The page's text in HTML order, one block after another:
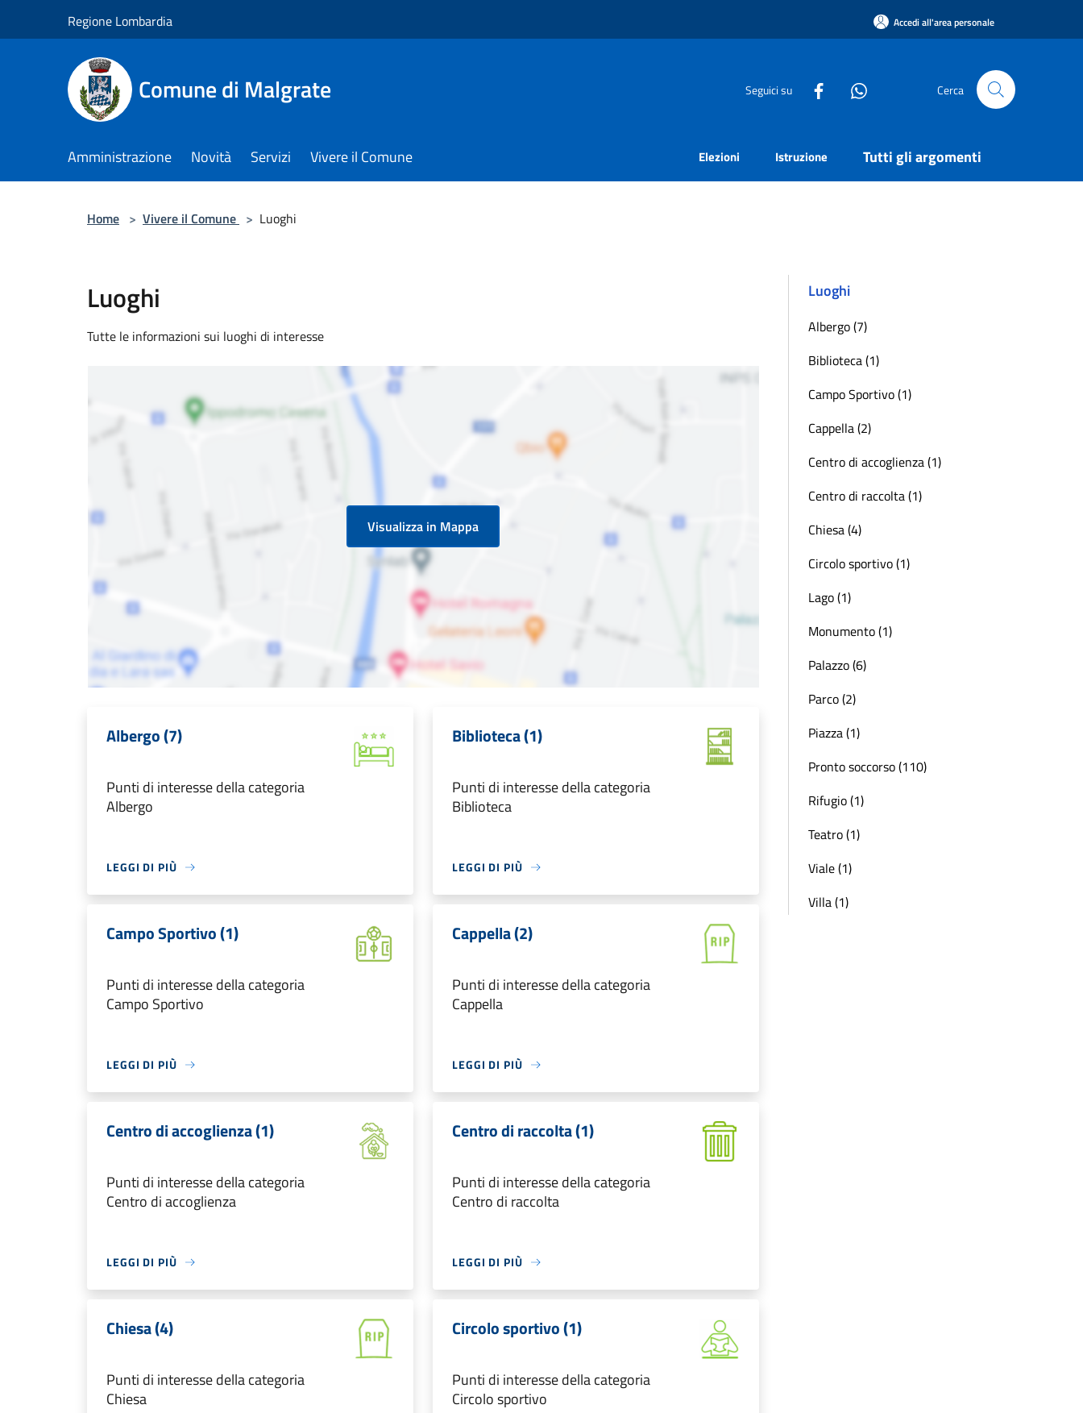
Regione Lombardia Accedi all'area personale
Comune di Malgrate Seguici su Cerca
Amministrazione Novità Servizi Vivere il Comune Elezioni Istruzione Tutti gli argomenti
Home > Vivere il Comune > Luoghi
Luoghi
Tutte le informazioni sui luoghi di interesse
Visualizza in Mappa
Albergo (7)
Punti di interesse della categoria
Albergo
LEGGI DI PIÙ
Biblioteca (1)
Punti di interesse della categoria
Biblioteca
LEGGI DI PIÙ
Campo Sportivo (1)
Punti di interesse della categoria
Campo Sportivo
LEGGI DI PIÙ
Cappella (2)
Punti di interesse della categoria
Cappella
LEGGI DI PIÙ
Centro di accoglienza (1)
Punti di interesse della categoria
Centro di accoglienza
LEGGI DI PIÙ
Centro di raccolta (1)
Punti di interesse della categoria
Centro di raccolta
LEGGI DI PIÙ
Chiesa (4)
Punti di interesse della categoria
Chiesa
Circolo sportivo (1)
Punti di interesse della categoria
Circolo sportivo
Luoghi
Albergo (7)
Biblioteca (1)
Campo Sportivo (1)
Cappella (2)
Centro di accoglienza (1)
Centro di raccolta (1)
Chiesa (4)
Circolo sportivo (1)
Lago (1)
Monumento (1)
Palazzo (6)
Parco (2)
Piazza (1)
Pronto soccorso (110)
Rifugio (1)
Teatro (1)
Viale (1)
Villa (1)